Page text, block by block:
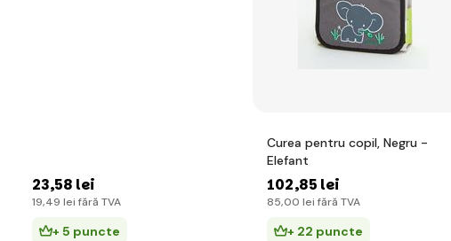
23,58 lei
19,49 lei fără TVA
+ 5 puncte
Curea pentru copil, Negru -
Elefant
102,85 lei
85,00 lei fără TVA
+ 22 puncte